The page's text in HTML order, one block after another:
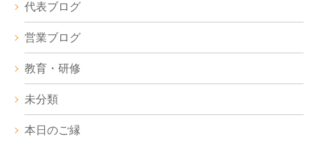
代表ブログ
営業ブログ
教育・研修
未分類
本日のご縁